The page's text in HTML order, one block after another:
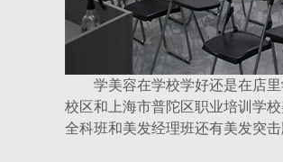
学美容在学校学好还是在店里
校区和上海市普陀区职业培训学
全科班和美发经理班还有美发突击